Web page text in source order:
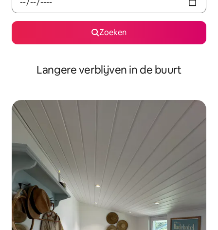
Zoeken
Langere verblijven in de buurt